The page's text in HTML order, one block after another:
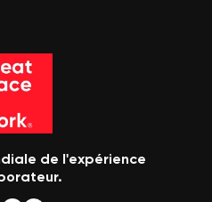
de l'expérience